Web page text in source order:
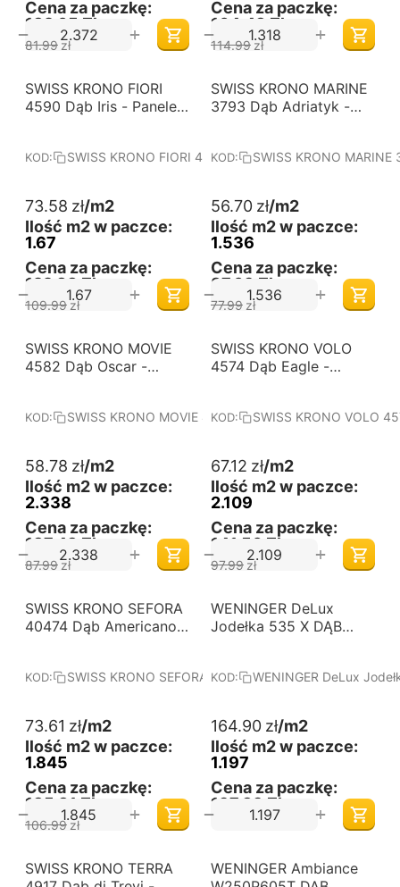
Cena za paczkę:
132,05 Zł
81.99zł
+
−
Cena za paczkę:
104,43 Zł
114.99 zł
+
−
-33%
Darmowa dostawa
od 60 m2
SWISS KRONO FIORI
4590 Dąb Iris - Panele
(mm): 1380x242x10.
KOD: SWISS KRONO FIORI 4590 Dąb Iris
73.58 zł/m2
Ilość m2 w paczce:
1.67
Cena za paczkę:
122,88 Zł
109.99zł
+
−
-27%
Darmowa dostawa
od 60 m2
SWISS KRONO MARINE
3793 Dąb Adriatyk -
(mm): 1380x159x10.
KOD: SWISS KRONO
56.70 zł/m2
Ilość m2 w paczce:
1.536
Cena za paczkę:
87,09 Zł
77.99 zł
+
−
-33%
Darmowa dostawa
od 60 m2
SWISS KRONO MOVIE
4582 Dąb Oscar -
(mm): 1380x242x8.
KOD: SWISS KRONO MOVIE 4582 Dąb Oscar
58.78 zł/m2
Ilość m2 w paczce:
2.338
Cena za paczkę:
137,43 Zł
87.99zł
+
−
-32%
Darmowa dostawa
od 60 m2
SWISS KRONO VOLO
4574 Dąb Eagle -
(mm): 1380x191x8.
KOD: SWISS KRONO VOLO
67.12 zł/m2
Ilość m2 w paczce:
2.109
Cena za paczkę:
141,56 Zł
97.99 zł
+
−
-31%
Darmowa dostawa
od 60 m2
SWISS KRONO SEFORA
40474 Dąb Americano -
(mm): 1380x191x10.
KOD: SWISS KRONO SEFORA 40474 Dąb Americano
73.61 zł/m2
Ilość m2 w paczce:
1.845
Cena za paczkę:
135,81 Zł
106.99 zł
+
−
Darmowa dostawa
od 60 m2
WENINGER DeLux
Jodełka 535 X DĄB
wodoodporne
(mm): 644x143x12.
Kolekcja: DeLux
Jodełka.
KOD: WENINGER DeLux
164.90 zł/m2
Ilość m2 w paczce:
1.197
Cena za paczkę:
197,39 Zł
+
−
-32%
Darmowa dostawa
od 60 m2
SWISS KRONO TERRA
Darmowa dostawa
od 60 m2
WENINGER Ambiance